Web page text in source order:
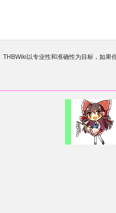
THBWiki以专业性和准确性为目标，如果